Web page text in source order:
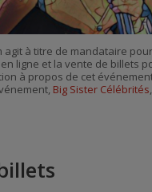
agit à titre de mandataire pour
ligne et la vente de billets
à propos de cet
Big Sister Célébrités